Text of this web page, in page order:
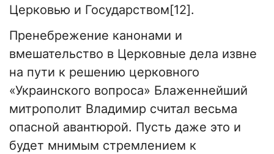
Церковью и Государством[12].
Пренебрежение канонами и
вмешательство в Церковные дела извне
на пути к решению церковного
«Украинского вопроса» Блаженнейший
митрополит Владимир считал весьма
опасной авантюрой. Пусть даже это и
будет мнимым стремлением к